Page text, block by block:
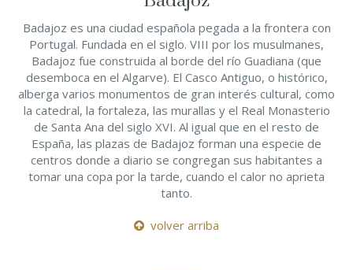
Badajoz es una ciudad española pegada a la frontera con
Portugal. Fundada en el siglo. VIII por los musulmanes,
Badajoz fue construida al borde del río Guadiana (que
desemboca en el Algarve). El Casco Antiguo, o histórico,
alberga varios monumentos de gran interés cultural, como
la catedral, la fortaleza, las murallas y el Real Monasterio
de Santa Ana del siglo XVI. Al igual que en el resto de
España, las plazas de Badajoz forman una especie de
centros donde a diario se congregan sus habitantes a
tomar una copa por la tarde, cuando el calor no aprieta
tanto.
volver arriba